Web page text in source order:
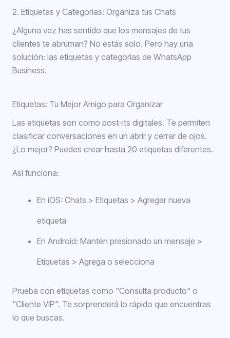
2. Etiquetas y Categorías: Organiza tus Chats
¿Alguna vez has sentido que los mensajes de tus
clientes te abruman? No estás solo. Pero hay una
solución: las etiquetas y categorías de WhatsApp
Business.
Etiquetas: Tu Mejor Amigo para Organizar
Las etiquetas son como post-its digitales. Te permiten
clasificar conversaciones en un abrir y cerrar de ojos.
¿Lo mejor? Puedes crear hasta 20 etiquetas diferentes.
Así funciona:
En iOS: Chats > Etiquetas > Agregar nueva
etiqueta
En Android: Mantén presionado un mensaje >
Etiquetas > Agrega o selecciona
Prueba con etiquetas como "Consulta producto" o
"Cliente VIP". Te sorprenderá lo rápido que encuentras
lo que buscas.